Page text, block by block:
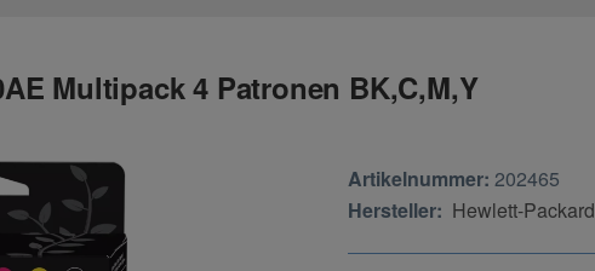
Multipack 4 Patronen BK,C,M,Y
Artikelnummer: 202465
Hersteller: Hewlett-Packard